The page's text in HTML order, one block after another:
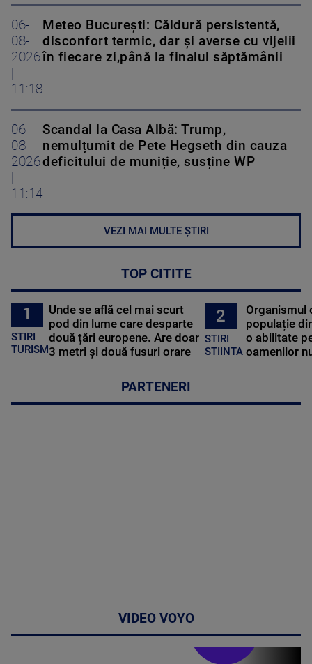
06-
08-
2026
11:18
Meteo Bucureşti: Căldură persistentă,
disconfort termic, dar şi averse cu vijelii
în fiecare zi,până la finalul săptămânii
06-
08-
2026
11:14
Scandal la Casa Albă: Trump,
nemulțumit de Pete Hegseth din cauza
deficitului de muniție, susține WP
VEZI MAI MULTE ȘTIRI
TOP CITITE
1
STIRI
TURISM
Unde se află cel mai scurt
pod din lume care desparte
două țări europene. Are doar
3 metri și două fusuri orare
2
STIRI
STIINTA
Organismul
populație
o abilitate
oamenilor
PARTENERI
VIDEO VOYO